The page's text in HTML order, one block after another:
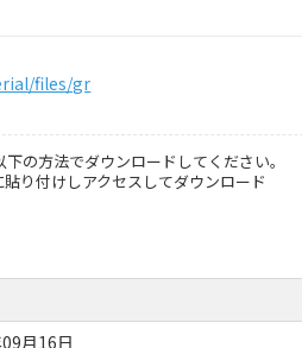
files/gr
の方法でダウンロードしてください。
り付けしアクセスしてダウンロード
月16日